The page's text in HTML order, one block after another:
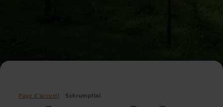
Page d'accueil Schrumpftal